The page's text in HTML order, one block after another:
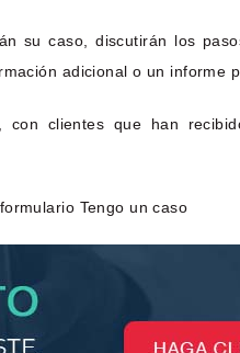
su caso, discutirán los
adicional o un informe
clientes que han
Tengo un caso